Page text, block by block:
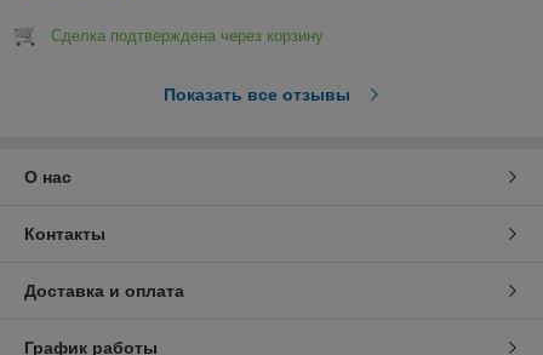
Сделка подтверждена через корзину
Показать все отзывы
О нас
Контакты
Доставка и оплата
График работы